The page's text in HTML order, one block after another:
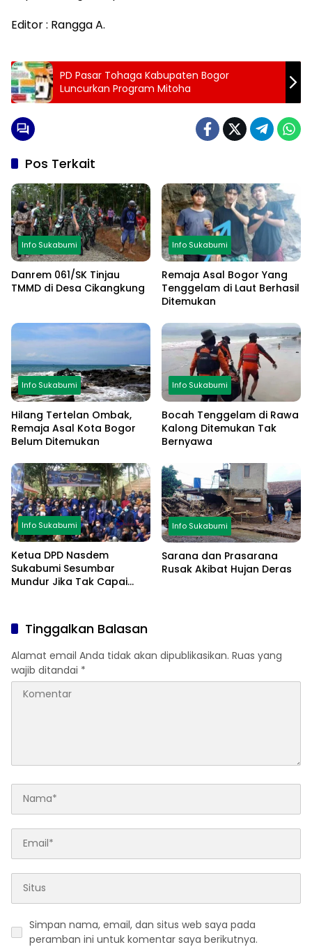
Editor : Rangga A.
PD Pasar Tohaga Kabupaten Bogor
Luncurkan Program Mitoha
Pos Terkait
Info Sukabumi
Danrem 061/SK Tinjau
TMMD di Desa Cikangkung
Info Sukabumi
Remaja Asal Bogor Yang
Tenggelam di Laut Berhasil
Ditemukan
Info Sukabumi
Hilang Tertelan Ombak,
Remaja Asal Kota Bogor
Belum Ditemukan
Info Sukabumi
Bocah Tenggelam di Rawa
Kalong Ditemukan Tak
Bernyawa
Info Sukabumi
Ketua DPD Nasdem
Sukabumi Sesumbar
Mundur Jika Tak Capai
Info Sukabumi
Sarana dan Prasarana
Rusak Akibat Hujan Deras
Tinggalkan Balasan
Alamat email Anda tidak akan dipublikasikan. Ruas yang
wajib ditandai *
Simpan nama, email, dan situs web saya pada
peramban ini untuk komentar saya berikutnya.